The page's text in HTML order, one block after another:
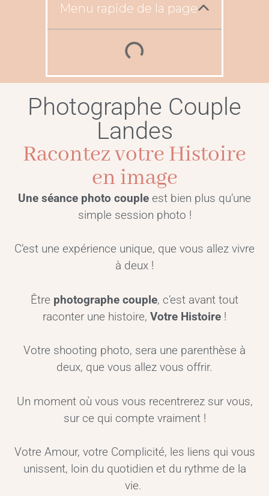
Menu rapide de la page
Photographe Couple
Landes
Racontez votre Histoire
en image
Une séance photo couple est bien plus qu’une
simple session photo !
C’est une expérience unique, que vous allez vivre
à deux !
Être photographe couple, c’est avant tout
raconter une histoire, Votre Histoire !
Votre shooting photo, sera une parenthèse à
deux, que vous allez vous offrir.
Un moment où vous vous recentrerez sur vous,
sur ce qui compte vraiment !
Votre Amour, votre Complicité, les liens qui vous
unissent, loin du quotidien et du rythme de la
vie.